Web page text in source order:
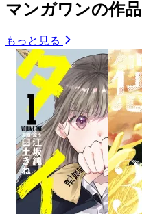
マンガワンの作品
もっと見る